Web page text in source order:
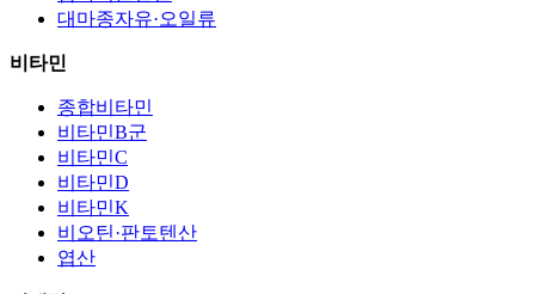
대마종자유·오일류
비타민
종합비타민
비타민B군
비타민C
비타민D
비타민K
비오틴·판토텐산
엽산